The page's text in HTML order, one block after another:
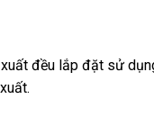
đều lắp đặt sử